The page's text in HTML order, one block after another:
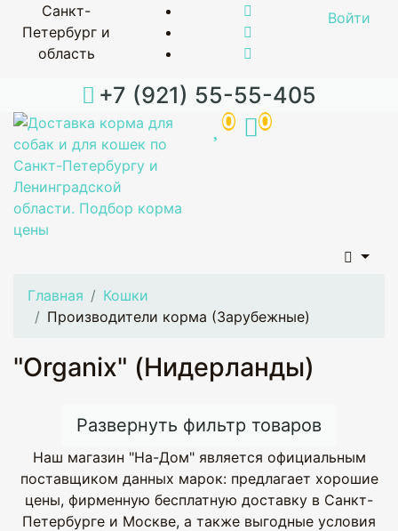
Санкт-
Петербург и
область
Войти
+7 (921) 55-55-405
0 0
Главная
Кошки
Производители корма (Зарубежные)
"Organix" (Нидерланды)
Развернуть фильтр товаров
Наш магазин "На-Дом" является официальным
поставщиком данных марок: предлагает хорошие
цены, фирменную бесплатную доставку в Санкт-
Петербурге и Москве, а также выгодные условия